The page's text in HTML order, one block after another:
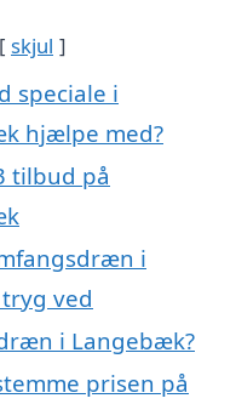
skjul
speciale i
hjælpe med?
tilbud på
i
ved
i Langebæk?
prisen på